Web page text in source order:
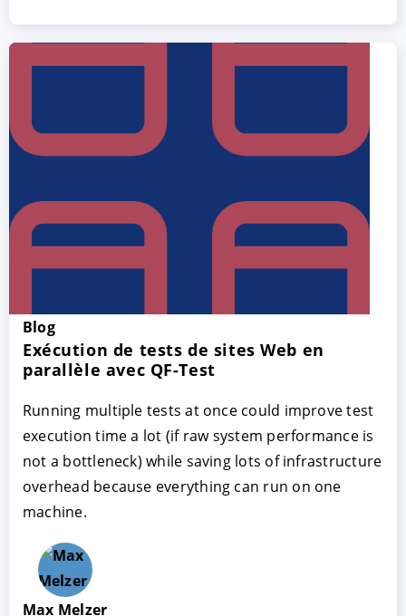
Blog
Exécution de tests de sites Web en
parallèle avec QF-Test
Running multiple tests at once could improve test
execution time a lot (if raw system performance is
not a bottleneck) while saving lots of infrastructure
overhead because everything can run on one
machine.
Max Melzer